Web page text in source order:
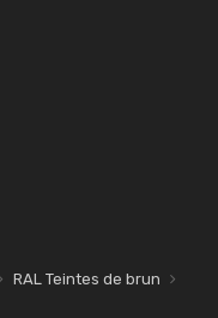
RAL Teintes de brun